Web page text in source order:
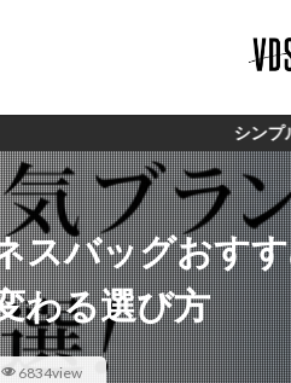
シンプルで安価なが
スバッグおす
わる選び方
6834view